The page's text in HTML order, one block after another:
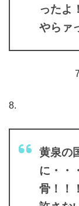
った
やらァ
8.
黄泉の
に・・
骨！！